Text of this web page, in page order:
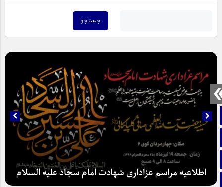
صفحه نخست
آپارات
اطلاعیه مراسم عزاداری شهادت امام سجاد علیه السلام